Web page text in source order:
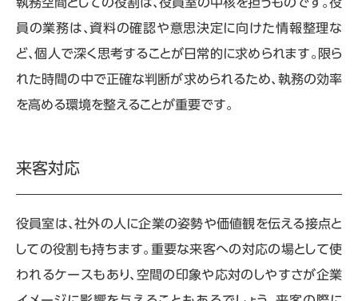
執務空間としての役割は、役員室の中核を担うものです。役
員の業務は、資料の確認や意思決定に向けた情報整理な
ど、個人で深く思考することが日常的に求められます。限ら
れた時間の中で正確な判断が求められるため、執務の効率
を高める環境を整えることが重要です。
来客対応
役員室は、社外の人に企業の姿勢や価値観を伝える接点と
しての役割も持ちます。重要な来客への対応の場として使
われるケースもあり、空間の印象や応対のしやすさが企業